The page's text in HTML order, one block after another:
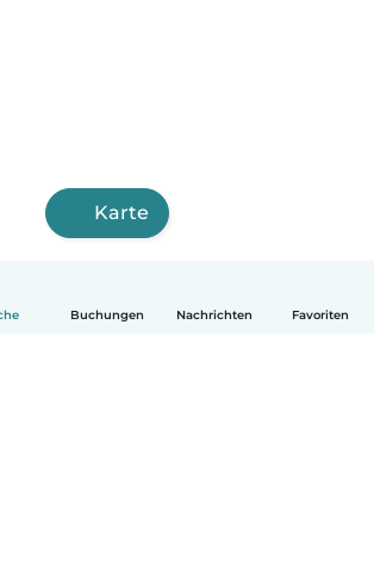
Buchungen Nachrichten Favoriten
Karte